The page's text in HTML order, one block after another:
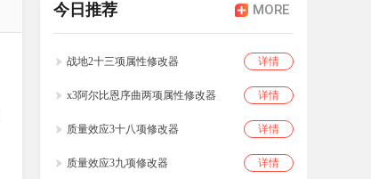
今日推荐 MORE
战地2十三项属性修改器 详情
x3阿尔比恩序曲两项属性修改器 详情
质量效应3十八项修改器 详情
质量效应3九项修改器 详情